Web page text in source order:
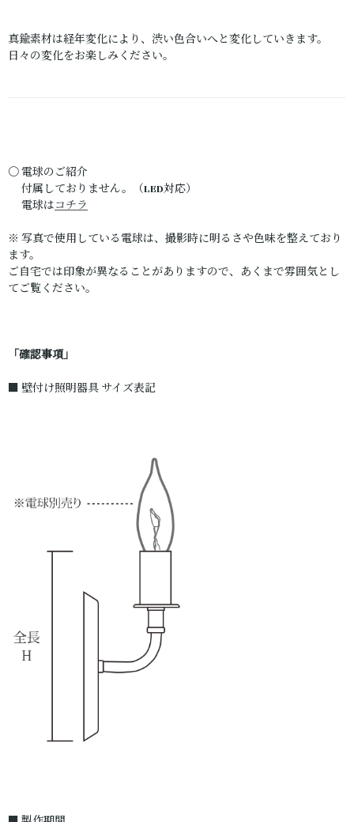
真鍮素材は経年変化により、渋い色合いへと変化していきます。
日々の変化をお楽しみください。
〇 電球のご紹介
付属しておりません。（LED対応）
電球はコチラ
※ 写真で使用している電球は、撮影時に明るさや色味を整えており
ます。
ご自宅では印象が異なることがありますので、あくまで雰囲気とし
てご覧ください。
「確認事項」
■ 壁付け照明器具 サイズ表記